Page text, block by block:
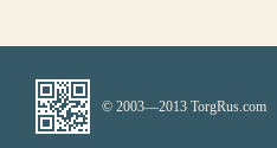
© 2003—2013 TorgRus.com